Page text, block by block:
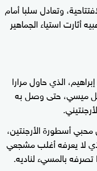
وتعادل سلبا أمام
استياء الجماهير
الذي حاول مرارا
ميسي، حتى وصل به
أسطورة الأرجنتين،
لا يعرفه أغلب مشجعي
بالمسيء لناديه.